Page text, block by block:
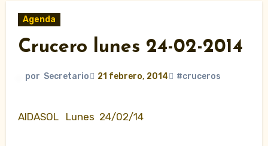
Agenda
Crucero lunes 24-02-2014
por Secretario 21 febrero, 2014 #cruceros
AIDASOL Lunes 24/02/14